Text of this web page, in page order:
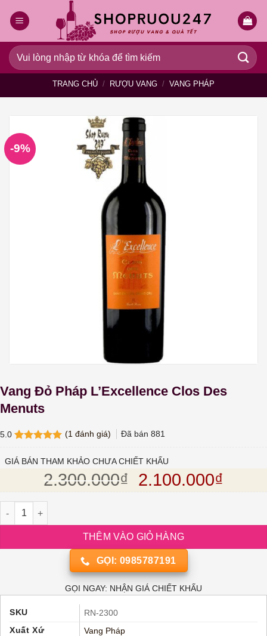
qua
dung
Tìm
kiếm:
TRANG CHỦ / RƯỢU VANG / VANG PHÁP
-9%
Vang Đỏ Pháp L’Excellence Clos Des
Menuts
5.0
dựa trên
(1 đánh giá) Đã bán 881
GIÁ BÁN THAM KHẢO CHƯA CHIẾT KHẤU
2.300.000₫ Giá gốc là:
2.100.000₫
Vang Đỏ Pháp L'Excellence Clos Des Menuts số lượng
THÊM VÀO GIỎ HÀNG
GỌI: 0985787191
GỌI NGAY: NHẬN GIÁ CHIẾT KHẤU
SKU
RN-2300
Xuất Xứ
Vang Pháp